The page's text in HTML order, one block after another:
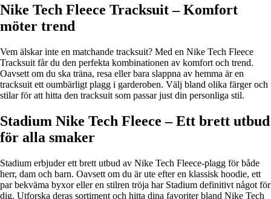
Nike Tech Fleece Tracksuit – Komfort
möter trend
Vem älskar inte en matchande tracksuit? Med en Nike Tech Fleece
Tracksuit får du den perfekta kombinationen av komfort och trend.
Oavsett om du ska träna, resa eller bara slappna av hemma är en
tracksuit ett oumbärligt plagg i garderoben. Välj bland olika färger och
stilar för att hitta den tracksuit som passar just din personliga stil.
Stadium Nike Tech Fleece – Ett brett utbud
för alla smaker
Stadium erbjuder ett brett utbud av Nike Tech Fleece-plagg för både
herr, dam och barn. Oavsett om du är ute efter en klassisk hoodie, ett
par bekväma byxor eller en stilren tröja har Stadium definitivt något för
dig. Utforska deras sortiment och hitta dina favoriter bland Nike Tech